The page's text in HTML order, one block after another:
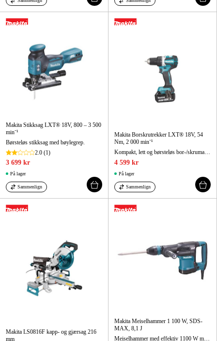
Makita Stikksag LXT® 18V, 800 – 3 500
min⁻¹
Børsteløs stikksag med bøylegrep.
2.0 (1)
3 699 kr
På lager
Sammenlign
Makita Borskrutrekker LXT® 18V, 54
Nm, 2 000 min⁻¹
Kompakt, lett og børsteløs bor-/skrumaskin 18 V.
4 599 kr
På lager
Sammenlign
Makita LS0816F kapp- og gjærsag 216
mm
Makita Meiselhammer 1 100 W, SDS-
MAX, 8,1 J
Meiselhammer med effektiv 1100 W motor, vekt kun 5,6 kg.